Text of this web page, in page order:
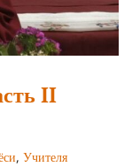
II
, Учителя